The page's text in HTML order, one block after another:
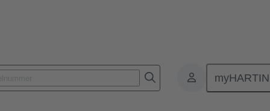
Tillbehör Tätningar